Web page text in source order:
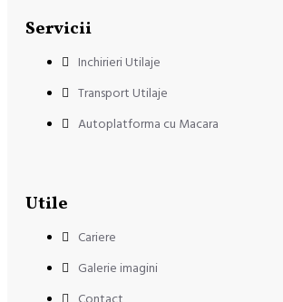
Servicii
Inchirieri Utilaje
Transport Utilaje
Autoplatforma cu Macara
Utile
Cariere
Galerie imagini